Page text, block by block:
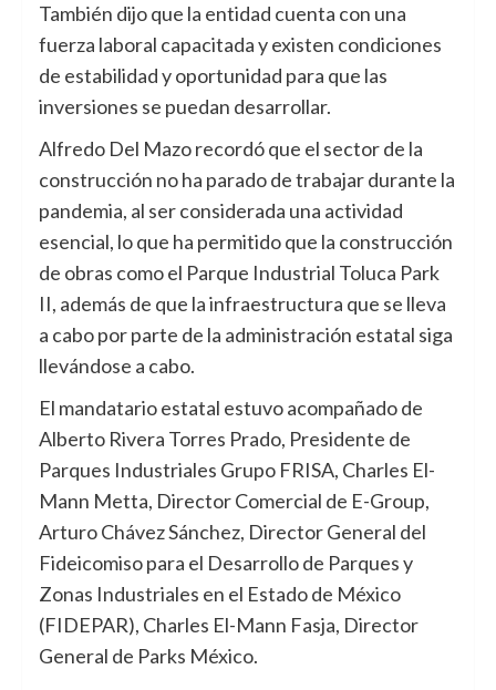
También dijo que la entidad cuenta con una
fuerza laboral capacitada y existen condiciones
de estabilidad y oportunidad para que las
inversiones se puedan desarrollar.
Alfredo Del Mazo recordó que el sector de la
construcción no ha parado de trabajar durante la
pandemia, al ser considerada una actividad
esencial, lo que ha permitido que la construcción
de obras como el Parque Industrial Toluca Park
II, además de que la infraestructura que se lleva
a cabo por parte de la administración estatal siga
llevándose a cabo.
El mandatario estatal estuvo acompañado de
Alberto Rivera Torres Prado, Presidente de
Parques Industriales Grupo FRISA, Charles El-
Mann Metta, Director Comercial de E-Group,
Arturo Chávez Sánchez, Director General del
Fideicomiso para el Desarrollo de Parques y
Zonas Industriales en el Estado de México
(FIDEPAR), Charles El-Mann Fasja, Director
General de Parks México.